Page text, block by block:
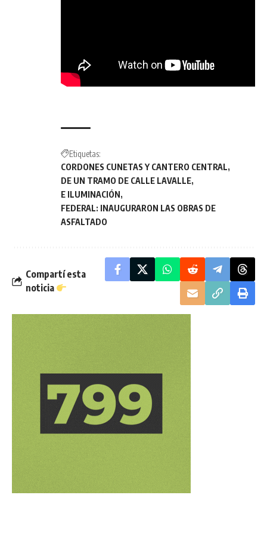
Etiquetas:
CORDONES CUNETAS Y CANTERO CENTRAL
DE UN TRAMO DE CALLE LAVALLE
E ILUMINACIÓN
FEDERAL: INAUGURARON LAS OBRAS DE
ASFALTADO
Compartí esta
noticia